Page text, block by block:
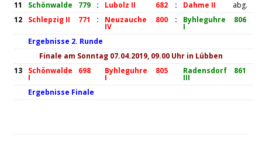
11 Schönwalde 779 : Lubolz II 682 : Dahme II
abg.
12
Schlepzig II 771 : Neuzauche
IV
800 : Byhleguhre
I
806
Ergebnisse 2. Runde
Finale am Sonntag 07.04.2019, 09.00 Uhr in Lübben
13
Schönwalde
I
698 Byhleguhre
I
805 Radensdorf
III
861
Ergebnisse Finale